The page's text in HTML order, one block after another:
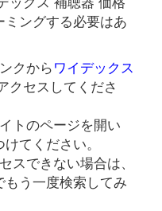
ミングする必要はあ
クからワイデックス
クセスしてくださ
トのページを開い
てください。
スできない場合は、
う一度検索してみ